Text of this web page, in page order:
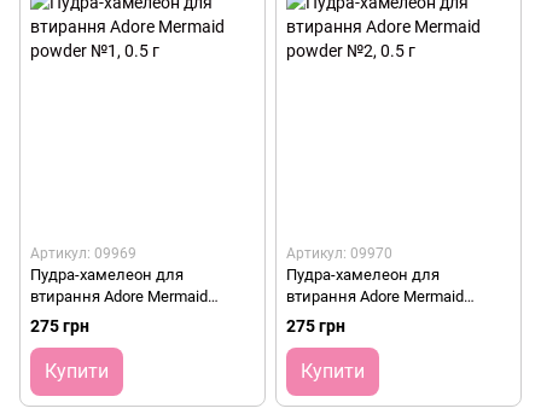
Артикул: 09969
Пудра-хамелеон для
втирання Adore Mermaid
powder №1, 0.5 г
275 грн
Купити
Артикул: 09970
Пудра-хамелеон для
втирання Adore Mermaid
powder №2, 0.5 г
275 грн
Купити